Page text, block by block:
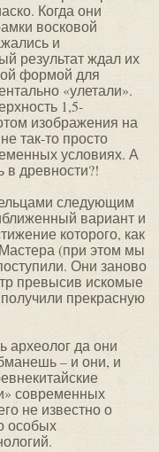
Когда они
восковой
и
результат ждал их
формой для
«улетали».
1,5-
изображения на
так-то просто
условиях. А
в древности?!
следующим
вариант и
которого, как
(при этом мы
Они заново
превысив искомые
прекрасную
археолог да они
– и они, и
современных
не известно о
особых